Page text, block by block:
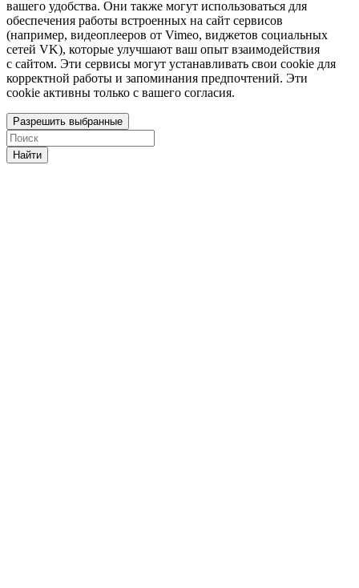
вашего удобства. Они также могут использоваться для
обеспечения работы встроенных на сайт сервисов
(например, видеоплееров от Vimeo, виджетов социальных
сетей VK), которые улучшают ваш опыт взаимодействия
с сайтом. Эти сервисы могут устанавливать свои cookie для
корректной работы и запоминания предпочтений. Эти
cookie активны только с вашего согласия.
Разрешить выбранные
Найти